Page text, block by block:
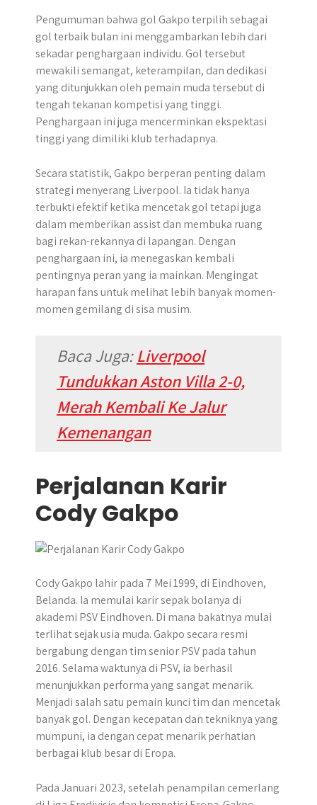
Pengumuman bahwa gol Gakpo terpilih sebagai
gol terbaik bulan ini menggambarkan lebih dari
sekadar penghargaan individu. Gol tersebut
mewakili semangat, keterampilan, dan dedikasi
yang ditunjukkan oleh pemain muda tersebut di
tengah tekanan kompetisi yang tinggi.
Penghargaan ini juga mencerminkan ekspektasi
tinggi yang dimiliki klub terhadapnya.
Secara statistik, Gakpo berperan penting dalam
strategi menyerang Liverpool. Ia tidak hanya
terbukti efektif ketika mencetak gol tetapi juga
dalam memberikan assist dan membuka ruang
bagi rekan-rekannya di lapangan. Dengan
penghargaan ini, ia menegaskan kembali
pentingnya peran yang ia mainkan. Mengingat
harapan fans untuk melihat lebih banyak momen-
momen gemilang di sisa musim.
Baca Juga:Liverpool
Tundukkan Aston Villa 2-0,
Merah Kembali Ke Jalur
Kemenangan
Perjalanan Karir
Cody Gakpo
Cody Gakpo lahir pada 7 Mei 1999, di Eindhoven,
Belanda. Ia memulai karir sepak bolanya di
akademi PSV Eindhoven. Di mana bakatnya mulai
terlihat sejak usia muda. Gakpo secara resmi
bergabung dengan tim senior PSV pada tahun
2016. Selama waktunya di PSV, ia berhasil
menunjukkan performa yang sangat menarik.
Menjadi salah satu pemain kunci tim dan mencetak
banyak gol. Dengan kecepatan dan tekniknya yang
mumpuni, ia dengan cepat menarik perhatian
berbagai klub besar di Eropa.
Pada Januari 2023, setelah penampilan cemerlang